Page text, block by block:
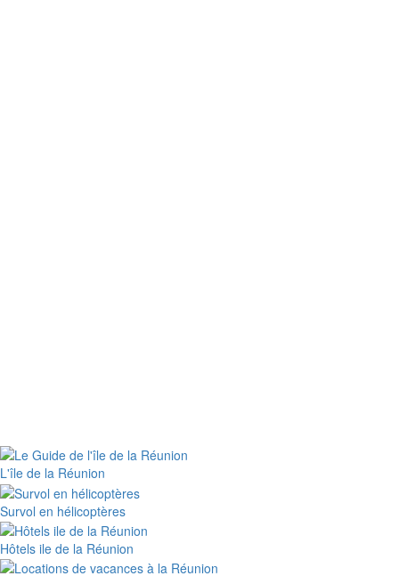
L'île de la Réunion
Survol en hélicoptères
Hôtels ile de la Réunion